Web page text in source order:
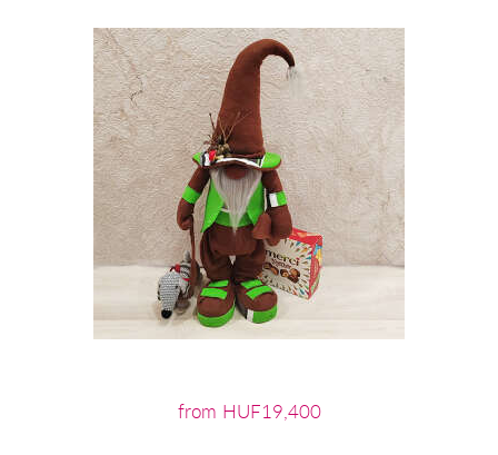
from HUF19,400